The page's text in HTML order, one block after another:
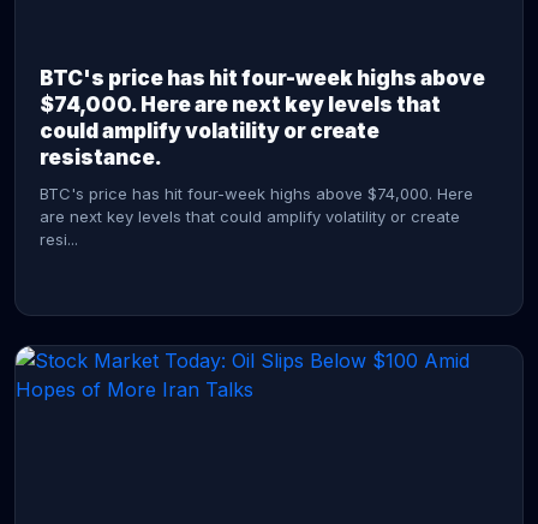
BTC's price has hit four-week highs above
$74,000. Here are next key levels that
could amplify volatility or create
resistance.
BTC's price has hit four-week highs above $74,000. Here
are next key levels that could amplify volatility or create
resi...